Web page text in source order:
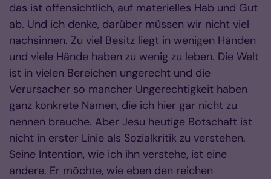
das ist offensichtlich, auf materielles Hab und Gut
ab. Und ich denke, darüber müssen wir nicht viel
nachsinnen. Zu viel Besitz liegt in wenigen Händen
und viele Hände haben zu wenig zu leben. Die Welt
ist in vielen Bereichen ungerecht und die
Verursacher so mancher Ungerechtigkeit haben
ganz konkrete Namen, die ich hier gar nicht zu
nennen brauche. Aber Jesu heutige Botschaft ist
nicht in erster Linie als Sozialkritik zu verstehen.
Seine Intention, wie ich ihn verstehe, ist eine
andere. Er möchte, wie eben den reichen